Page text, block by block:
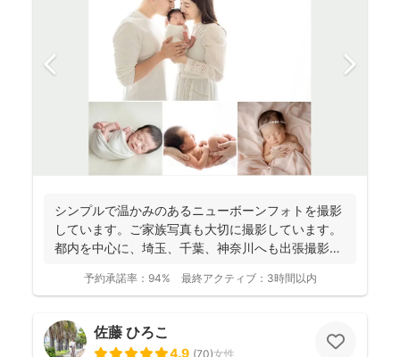
シンプルで温かみのあるニューボーンフォトを撮影
しています。ご家族写真も大切に撮影しています。
都内を中心に、埼玉、千葉、神奈川へも出張撮影い
予約承諾率： 94% 最終アクティブ： 3時間以内
佐藤 ひろこ
4.9 (70)女性